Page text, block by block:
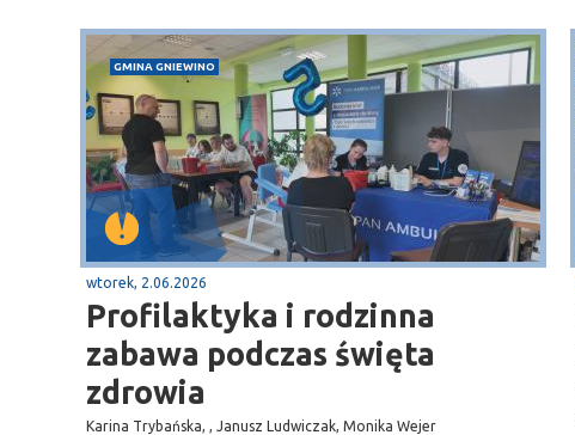
GMINA GNIEWINO
wtorek, 2.06.2026
Profilaktyka i rodzinna
zabawa podczas święta
zdrowia
Karina Trybańska, , Janusz Ludwiczak, Monika Wejer